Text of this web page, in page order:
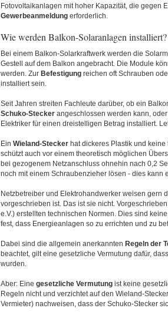
Fotovoltaikanlagen mit hoher Kapazität, die gegen
Gewerbeanmeldungerforderlich.
Wie werden Balkon-Solaranlagen installiert?
Bei einem Balkon-Solarkraftwerk werden die
Gestell auf dem Balkon angebracht. Die Module
werden. Zur Befestigungreichen oft Schrauben
installiert sein.
Seit Jahren streiten Fachleute darüber, ob ein
Schuko-Steckerangeschlossen werden kann,
Elektriker für einen dreistelligen Betrag installiert.
Ein Wieland-Steckerhat dickeres Plastik und keine
schützt auch vor einem theoretisch möglichen
bei gezogenem Netzanschluss ohnehin nach 0,2
noch mit einem Schraubenzieher lösen - dies kann
Netzbetreiber und Elektrohandwerker weisen gern
vorgeschrieben ist. Das ist sie nicht.
e.V.) erstellten technischen Normen. Dies sind
fest, dass Energieanlagen so zu errichten und zu
Dabei sind die allgemein anerkannten Regeln der
beachtet, gilt eine gesetzliche Vermutung dafür,
wurden.
Aber: Eine gesetzliche Vermutung ist keine
Regeln nicht und verzichtet auf den Wieland-
Vermieter) nachweisen, dass der Schuko-Stecker